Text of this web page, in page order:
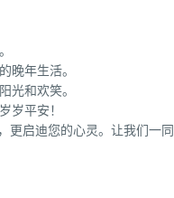
晚年生活。
光和欢笑。
岁平安！
更启迪您的心灵。让我们一同